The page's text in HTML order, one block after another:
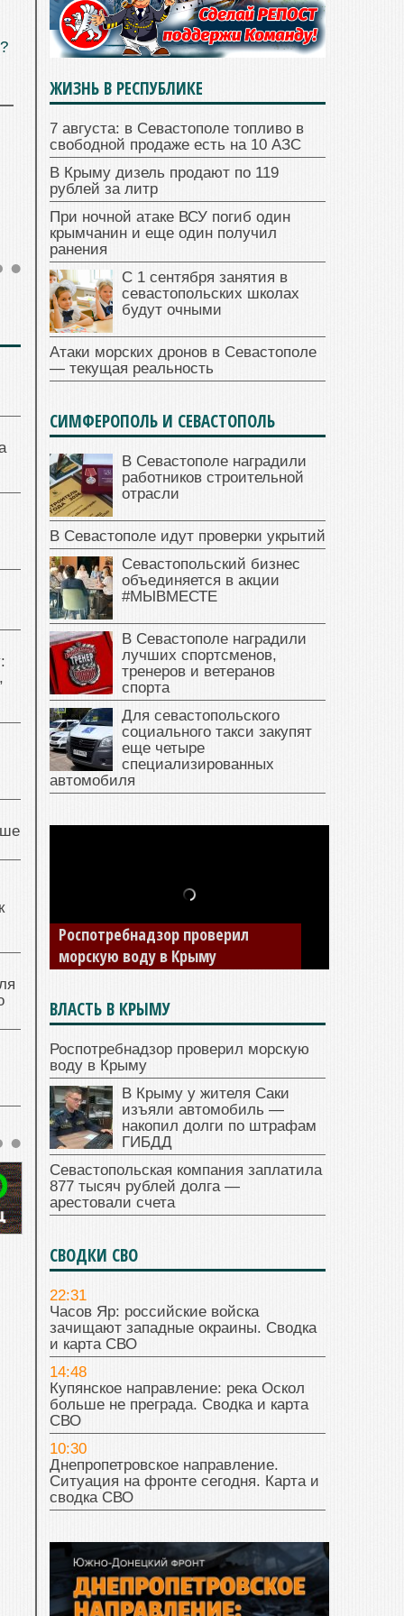
ЖИЗНЬ В РЕСПУБЛИКЕ
7 августа: в Севастополе топливо в
свободной продаже есть на 10 АЗС
В Крыму дизель продают по 119
рублей за литр
При ночной атаке ВСУ погиб один
крымчанин и еще один получил
ранения
С 1 сентября занятия в
севастопольских школах
будут очными
Атаки морских дронов в Севастополе
— текущая реальность
СИМФЕРОПОЛЬ И СЕВАСТОПОЛЬ
В Севастополе наградили
работников строительной
отрасли
В Севастополе идут проверки укрытий
Севастопольский бизнес
объединяется в акции
#МЫВМЕСТЕ
В Севастополе наградили
лучших спортсменов,
тренеров и ветеранов
спорта
Для севастопольского
социального такси закупят
еще четыре
специализированных
автомобиля
Роспотребнадзор проверил
морскую воду в Крыму
ВЛАСТЬ В КРЫМУ
Роспотребнадзор проверил морскую
воду в Крыму
В Крыму у жителя Саки
изъяли автомобиль —
накопил долги по штрафам
ГИБДД
Севастопольская компания заплатила
877 тысяч рублей долга —
арестовали счета
СВОДКИ СВО
22:31
Часов Яр: российские войска
зачищают западные окраины. Сводка
и карта СВО
14:48
Купянское направление: река Оскол
больше не преграда. Сводка и карта
СВО
10:30
Днепропетровское направление.
Ситуация на фронте сегодня. Карта и
сводка СВО